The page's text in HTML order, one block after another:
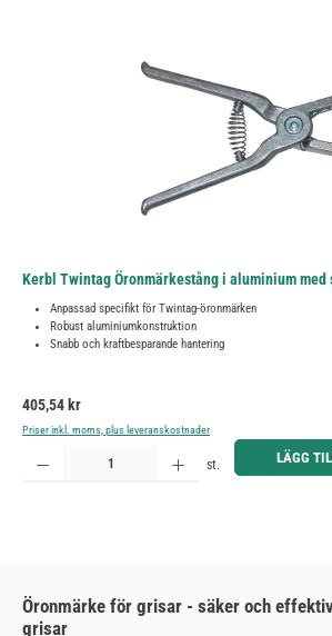
Kerbl Twintag Öronmärkestång i aluminium
Anpassad specifikt för Twintag-öronmärken
Robust aluminiumkonstruktion
Snabb och kraftbesparande hantering
Ordinarie pris:
405,54 kr
Priser inkl. moms, plus leveranskostnader
Produktkvantitet: Ange önskat belopp eller använd knapparna
st. LÄGG
Öronmärke för grisar - säker och
grisar